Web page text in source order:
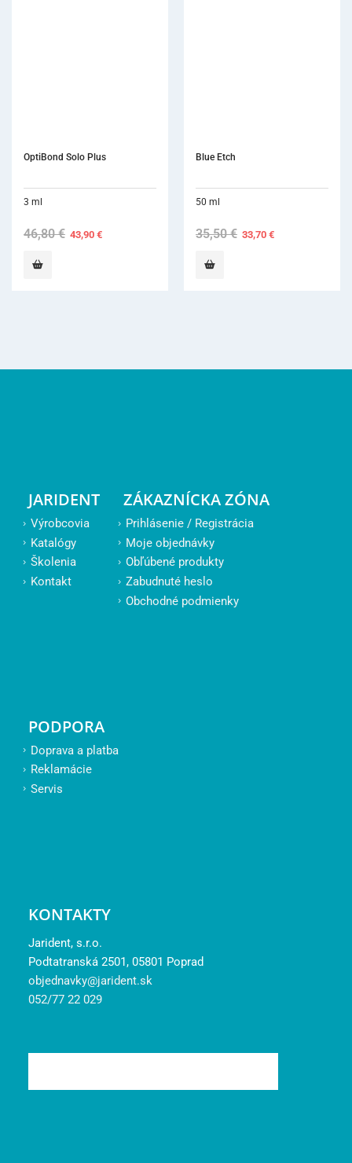
OptiBond Solo Plus
3 ml
46,80€ Original
price
43,90€Current
price
Blue Etch
50 ml
35,50€ Original
price
33,70€Current
price
JARIDENT
Výrobcovia
Katalógy
Školenia
Kontakt
ZÁKAZNÍCKA ZÓNA
Prihlásenie / Registrácia
Moje objednávky
Obľúbené produkty
Zabudnuté heslo
Obchodné podmienky
PODPORA
Doprava a platba
Reklamácie
Servis
KONTAKTY
Jarident, s.r.o.
Podtatranská 2501, 05801 Poprad
objednavky@jarident.sk
052/77 22 029